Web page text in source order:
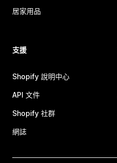
居家用品
支援
Shopify 說明中心
API 文件
Shopify 社群
網誌